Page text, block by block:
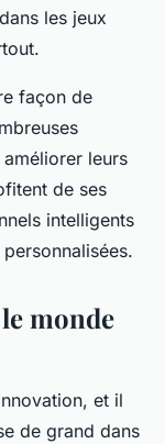
les jeux
façon de
leurs
de ses
intelligents
monde
et il
de grand dans